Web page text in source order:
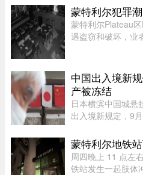
计划的决定。在周
Nancy Bonsaint
蒙特利尔犯罪
蒙特利尔Plateau
遇盗窃和破坏，业
过程，损失及维
中国出入境新
产被冻结
日本横滨中国城悬
出入境新规定，9
苦主现身说法，从
内不得出境”，多
蒙特利尔地铁
周四晚上 11 点左
铁站发生一起肢体